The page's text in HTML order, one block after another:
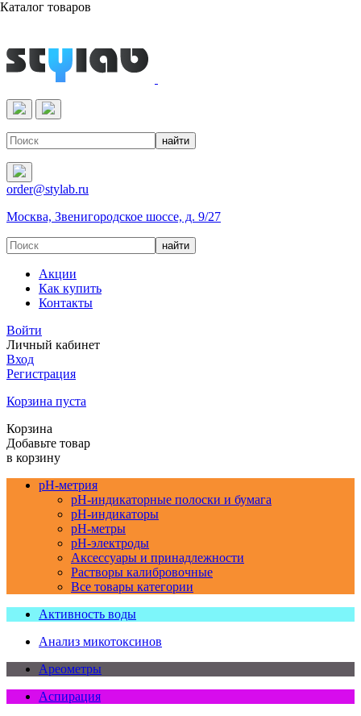
Реактивы & Оборудование
order@stylab.ru
Москва, Звенигородское шоссе, д. 9/27
Акции
Как купить
Контакты
Войти
Личный кабинет
Вход
Регистрация
Корзина пуста
Корзина
Добавьте товар
в корзину
pH-метрия
pH-индикаторные полоски и бумага
pH-индикаторы
pH-метры
pH-электроды
Аксессуары и принадлежности
Растворы калибровочные
Все товары категории
Активность воды
Анализ микотоксинов
Ареометры
Аспирация
Каталог товаров